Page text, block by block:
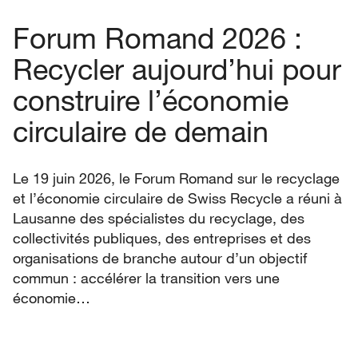
Forum Romand 2026 :
Recycler aujourd’hui pour
construire l’économie
circulaire de demain
Le 19 juin 2026, le Forum Romand sur le recyclage
et l’économie circulaire de Swiss Recycle a réuni à
Lausanne des spécialistes du recyclage, des
collectivités publiques, des entreprises et des
organisations de branche autour d’un objectif
commun : accélérer la transition vers une
économie…